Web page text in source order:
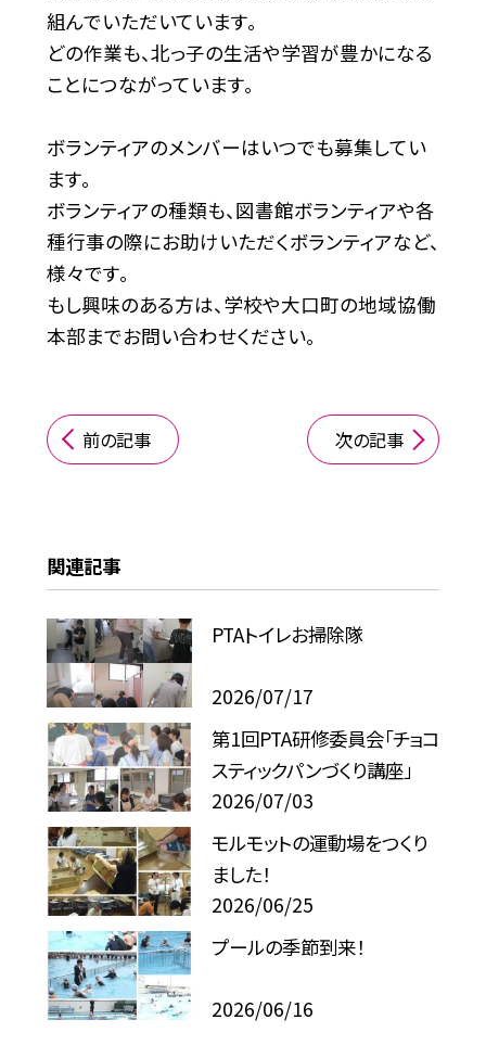
組んでいただいています。
どの作業も、北っ子の生活や学習が豊かになる
ことにつながっています。
ボランティアのメンバーはいつでも募集してい
ます。
ボランティアの種類も、図書館ボランティアや各
種行事の際にお助けいただくボランティアなど、
様々です。
もし興味のある方は、学校や大口町の地域協働
本部までお問い合わせください。
前の記事 次の記事
関連記事
PTAトイレお掃除隊
2026/07/17
第1回PTA研修委員会「チョコ
スティックパンづくり講座」
2026/07/03
モルモットの運動場をつくり
ました！
2026/06/25
プールの季節到来！
2026/06/16